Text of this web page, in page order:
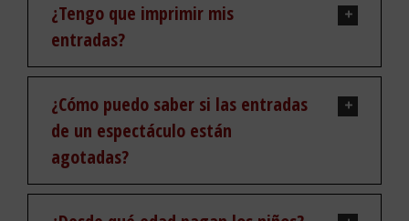
¿Tengo que imprimir mis
entradas?
¿Cómo puedo saber si las entradas
de un espectáculo están
agotadas?